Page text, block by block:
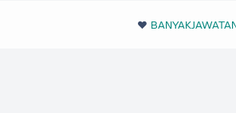
❤️‬